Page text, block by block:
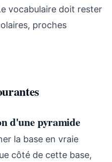
vocabulaire doit rester
proches
d'une pyramide
la base en vraie
côté de cette base,